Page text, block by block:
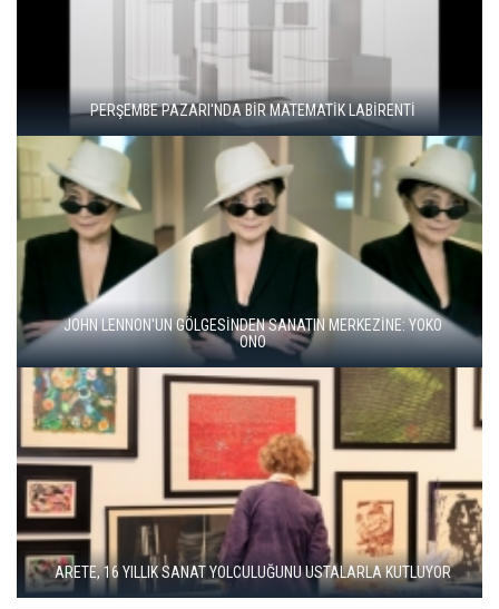
"ŞEHRİ BİZ ÖĞRENMİYORUZ, TELEFONUMUZ ÖĞRENİYOR"
BALKANLAR'DAN ALÇITEPE'YE GÖÇÜN HİKAYESİ: "KÖK HALI"
SERGİSİ AÇILDI
SEÇKİN PİRİM İLE ŞEREFİYE SARNICI'NDA "DÜN İLE BUGÜN"
SERGİSİ